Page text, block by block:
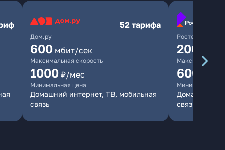
Дом.ру
52 тарифа
600 мбит/сек
Максимальная скорость
1000 ₽/мес
Минимальная цена
Домашний интернет, ТВ, мобильная
связь
Ростелеком
200
Максимальная
600
Минимальная
Домашний
связь